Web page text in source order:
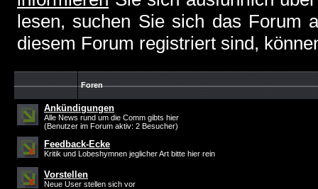
lesen, suchen Sie sich das Forum
diesem Forum registriert sind,
Foren
Ankündigungen
Alle News rund um die Comm gibts hier
(Benutzer im Forum aktiv: 2 Besucher)
Feedback-Ecke
Kritik und Lobeshymnen jeglicher Art bitte hier rein
Vorstellen
Neue User stellen sich vor